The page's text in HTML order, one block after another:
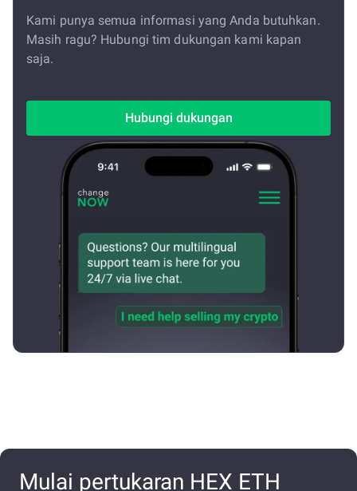
Kami punya semua informasi yang Anda butuhkan.
Masih ragu? Hubungi tim dukungan kami kapan
saja.
Hubungi dukungan
Mulai pertukaran HEX ETH